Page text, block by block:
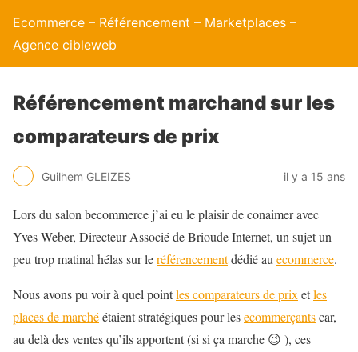
Ecommerce – Référencement – Marketplaces –
Agence cibleweb
Référencement marchand sur les
comparateurs de prix
Guilhem GLEIZES il y a 15 ans
Lors du salon becommerce j’ai eu le plaisir de conaimer avec
Yves Weber, Directeur Associé de Brioude Internet, un sujet un
peu trop matinal hélas sur leréférencementdédié au ecommerce.
Nous avons pu voir à quel pointles comparateurs de prix etles
places de marchéétaient stratégiques pour lesecommerçantscar,
au delà des ventes qu’ils apportent (si si ça marche 😉 ), ces